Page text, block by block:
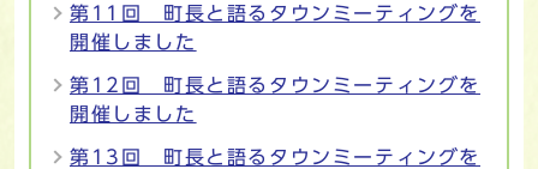
第11回 町長と語るタウンミーティングを
開催しました
第12回 町長と語るタウンミーティングを
開催しました
第13回 町長と語るタウンミーティングを